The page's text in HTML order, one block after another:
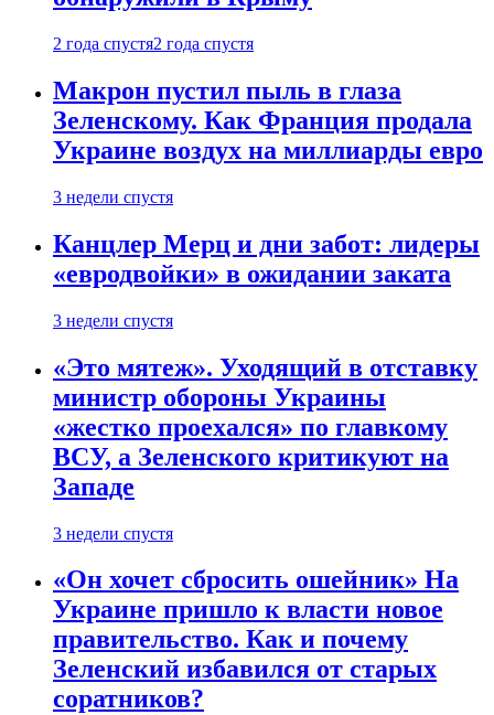
2 года спустя2 года спустя
Макрон пустил пыль в глаза
Зеленскому. Как Франция продала
Украине воздух на миллиарды евро
3 недели спустя
Канцлер Мерц и дни забот: лидеры
«евродвойки» в ожидании заката
3 недели спустя
«Это мятеж». Уходящий в отставку
министр обороны Украины
«жестко проехался» по главкому
ВСУ, а Зеленского критикуют на
Западе
3 недели спустя
«Он хочет сбросить ошейник» На
Украине пришло к власти новое
правительство. Как и почему
Зеленский избавился от старых
соратников?